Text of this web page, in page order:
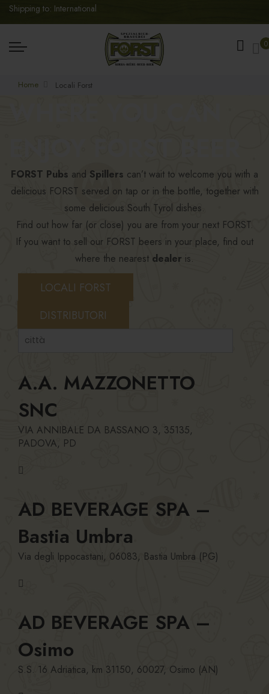
Shipping to: International
0
Home Locali Forst
FORST Pubs and Spillers can’t wait to welcome you with a
delicious FORST served on tap or in the bottle, together with
some delicious South Tyrol dishes.
Find out how far (or close) you are from your next FORST.
If you want to sell our FORST beers in your place, find out
where the nearest dealer is.
LOCALI FORST
DISTRIBUTORI
A.A. MAZZONETTO
SNC
VIA ANNIBALE DA BASSANO 3, 35135,
PADOVA, PD
AD BEVERAGE SPA –
Bastia Umbra
Via degli Ippocastani, 06083, Bastia Umbra (PG)
AD BEVERAGE SPA –
Osimo
S.S. 16 Adriatica, km 31150, 60027, Osimo (AN)